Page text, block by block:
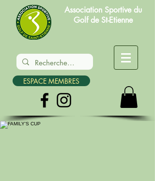
Association Sportive du
Golf de St-Etienne
ESPACE MEMBRES